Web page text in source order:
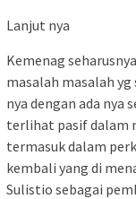
Lanjut nya
Kemenag
masalah masalah
nya dengan ada nya
terlihat pasif dalam
termasuk dalam
kembali yang di
Sulistio sebagai